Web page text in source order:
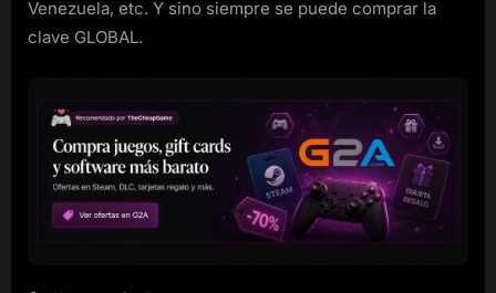
Venezuela, etc. Y sino siempre se puede comprar la
clave GLOBAL.